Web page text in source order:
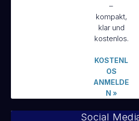
–
kompakt,
klar und
kostenlos.
KOSTENL
OS
ANMELDE
N »
Social